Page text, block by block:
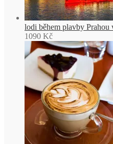
lodi během plavby Prahou
1090 Kč